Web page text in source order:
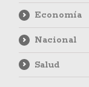
Economía
Nacional
Salud